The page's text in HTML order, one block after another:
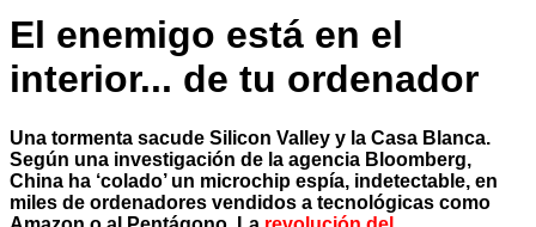
El enemigo está en el
interior... de tu ordenador
Una tormenta sacude Silicon Valley y la Casa Blanca.
Según una investigación de la agencia Bloomberg,
China ha ‘colado’ un microchip espía, indetectable, en
miles de ordenadores vendidos a tecnológicas como